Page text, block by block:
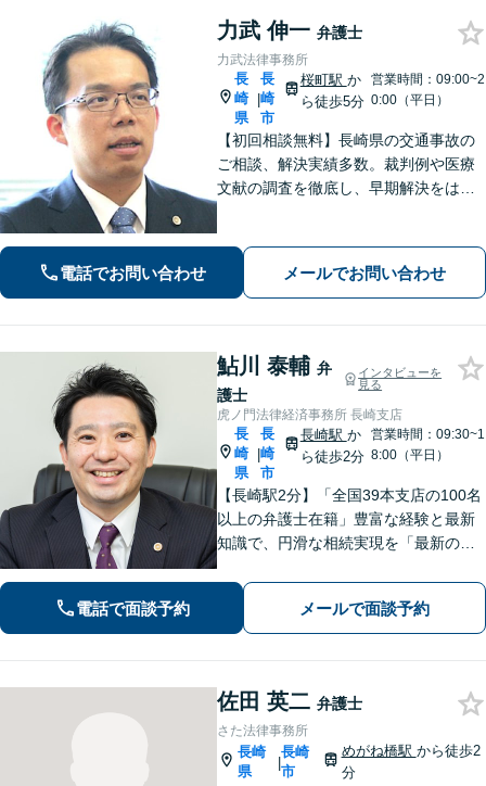
力武 伸一 弁護士
力武法律事務所
長
崎
県
|
長
崎
市
桜町駅 か
ら徒歩5分
営業時間：09:00~2
0:00（平日）
【初回相談無料】長崎県の交通事故の
ご相談、解決実績多数。裁判例や医療
文献の調査を徹底し、早期解決をはか
が可能。被害者の方に、適正な賠償が
獲得できるよう対応いたします。
電話でお問い合わせ メールでお問い合わせ
鮎川 泰輔 弁
護士
インタビューを
見る
虎ノ門法律経済事務所 長崎支店
長
崎
県
|
長
崎
市
長崎駅 か
ら徒歩2分
営業時間：09:30~1
8:00（平日）
【長崎駅2分】「全国39本支店の100名
以上の弁護士在籍」豊富な経験と最新
知識で、円滑な相続実現を「最新の法
交渉して賠償金アップに努めます。後
遺障害等級認定を一からサポート【夜
間・休日面談可】
電話で面談予約 メールで面談予約
佐田 英二 弁護士
さた法律事務所
長崎
県
|
長崎
市
めがね橋駅 から徒歩2
分